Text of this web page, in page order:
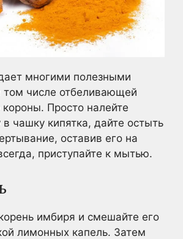
многими полезными
том числе отбеливающей
Просто налейте
чашку кипятка, дайте остыть
оставив его на
приступайте к мытью.
имбиря и смешайте его
лимонных капель. Затем